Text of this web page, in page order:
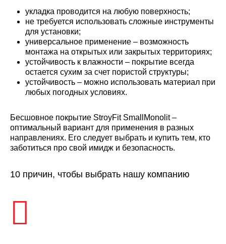
укладка проводится на любую поверхность;
не требуется использовать сложные инструменты
для установки;
универсальное применение – возможность
монтажа на открытых или закрытых территориях;
устойчивость к влажности – покрытие всегда
остается сухим за счет пористой структуры;
устойчивость – можно использовать материал при
любых погодных условиях.
Бесшовное покрытие StroyFit SmallMonolit –
оптимальный вариант для применения в разных
направлениях. Его следует выбрать и купить тем, кто
заботиться про свой имидж и безопасность.
10 причин, чтобы выбрать нашу компанию